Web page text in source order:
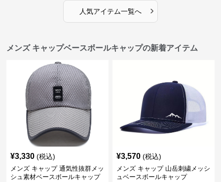
人気アイテム一覧へ ›
メンズ キャップベースボールキャップの新着アイテム
¥3,330 (税込)
メンズ キャップ 通気性抜群メッ
シュ素材ベースボールキャップ
¥3,570 (税込)
メンズ キャップ 山岳刺繍メッシ
ュベースボールキャップ